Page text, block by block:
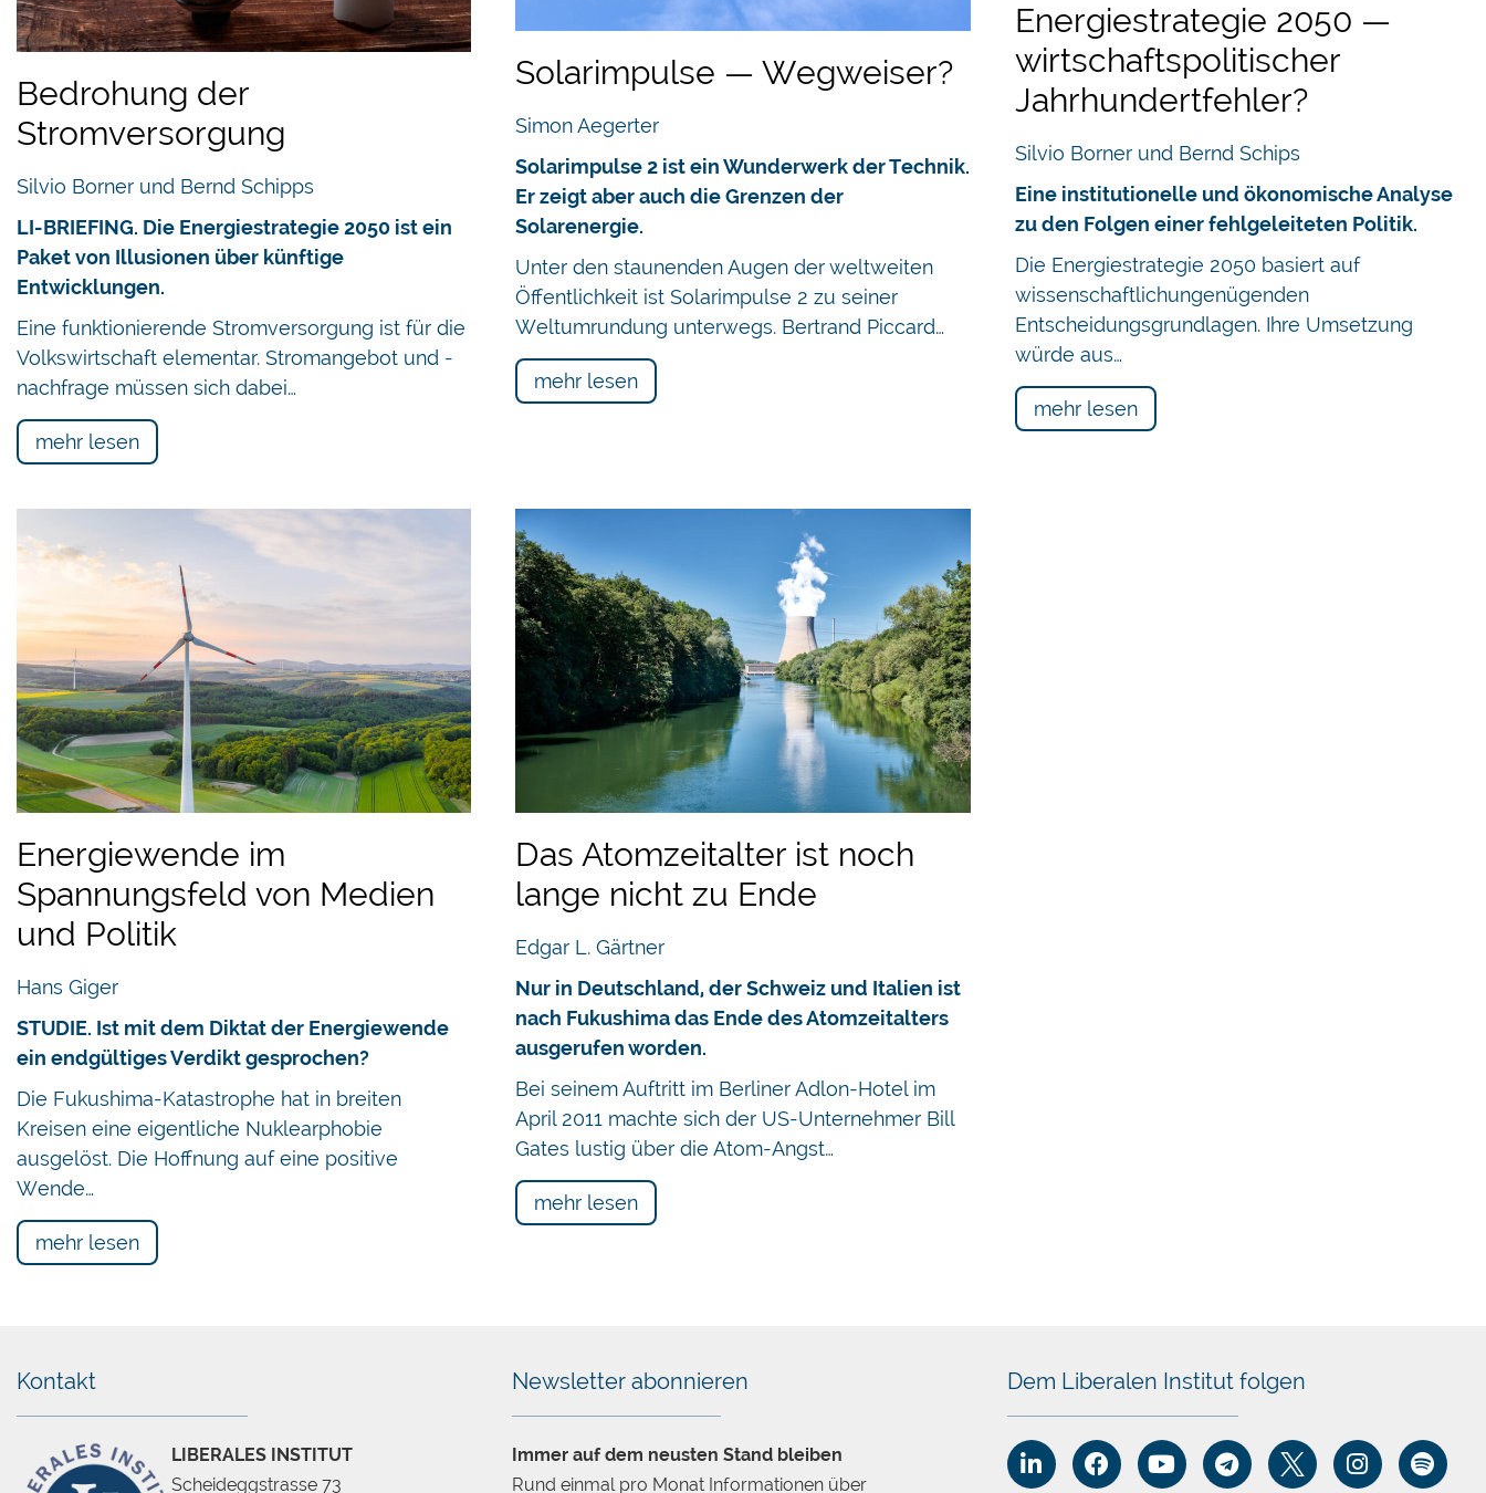
Bedrohung der
Stromversorgung
Silvio Borner und Bernd Schipps
LI-BRIEFING. Die Energiestrategie 2050 ist ein
Paket von Illusionen über künftige
Entwicklungen.
Eine funktionierende Stromversorgung ist für die
Volkswirtschaft elementar. Stromangebot und -
nachfrage müssen sich dabei…
mehr lesen
Solarimpulse — Wegweiser?
Simon Aegerter
Solarimpulse 2 ist ein Wunderwerk der Technik.
Er zeigt aber auch die Grenzen der
Solarenergie.
Unter den staunenden Augen der weltweiten
Öffentlichkeit ist Solarimpulse 2 zu seiner
Weltumrundung unterwegs. Bertrand Piccard…
mehr lesen
Energiestrategie 2050 —
wirtschaftspolitischer
Jahrhundertfehler?
Silvio Borner und Bernd Schips
Eine institutionelle und ökonomische Analyse
zu den Folgen einer fehlgeleiteten Politik.
Die Energiestrategie 2050 basiert auf
wissenschaftlichungenügenden
Entscheidungsgrundlagen. Ihre Umsetzung
würde aus…
mehr lesen
Energiewende im
Spannungsfeld von Medien
und Politik
Hans Giger
STUDIE. Ist mit dem Diktat der Energiewende
ein endgültiges Verdikt gesprochen?
Die Fukushima-Katastrophe hat in breiten
Kreisen eine eigentliche Nuklearphobie
ausgelöst. Die Hoffnung auf eine positive
Wende…
mehr lesen
Das Atomzeitalter ist noch
lange nicht zu Ende
Edgar L. Gärtner
Nur in Deutschland, der Schweiz und Italien ist
nach Fukushima das Ende des Atomzeitalters
ausgerufen worden.
Bei seinem Auftritt im Berliner Adlon-Hotel im
April 2011 machte sich der US-Unternehmer Bill
Gates lustig über die Atom-Angst…
mehr lesen
Kontakt
LIBERALES INSTITUT
Scheideggstrasse 73
Newsletter abonnieren
Immer auf dem neusten Stand bleiben
Rund einmal pro Monat Informationen über
Dem Liberalen Institut folgen